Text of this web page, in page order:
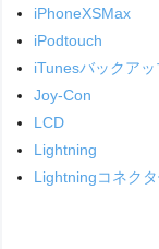
iPhoneXSMax
iPodtouch
iTunesバックア
Joy-Con
LCD
Lightning
Lightningコネク